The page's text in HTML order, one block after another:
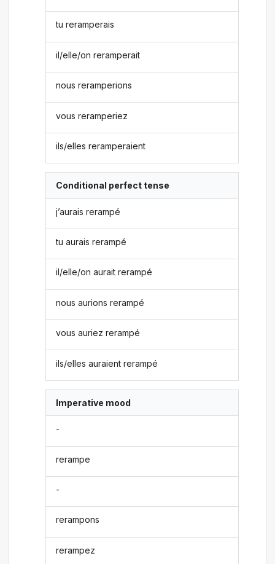
tu reramperais
il/elle/on reramperait
nous reramperions
vous reramperiez
ils/elles reramperaient
Conditional perfect tense
j’aurais rerampé
tu aurais rerampé
il/elle/on aurait rerampé
nous aurions rerampé
vous auriez rerampé
ils/elles auraient rerampé
Imperative mood
-
rerampe
-
rerampons
rerampez